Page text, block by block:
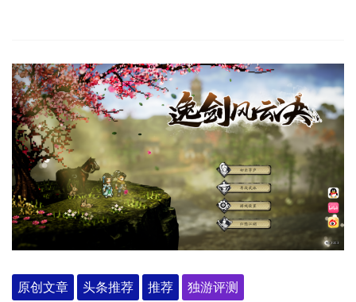
原创文章 头条推荐 推荐 独游评测